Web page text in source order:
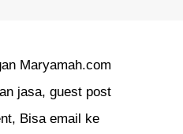
Maryamah.com
jasa, guest post
Bisa email ke